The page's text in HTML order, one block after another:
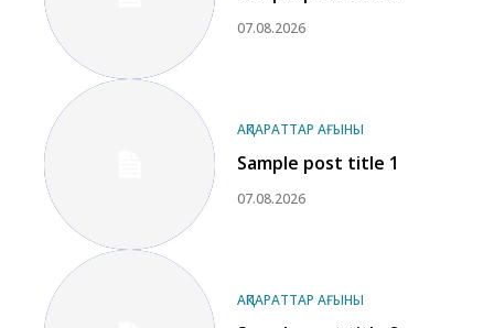
07.08.2026
АҚПАРАТТАР АҒЫНЫ
Sample post title 1
07.08.2026
АҚПАРАТТАР АҒЫНЫ